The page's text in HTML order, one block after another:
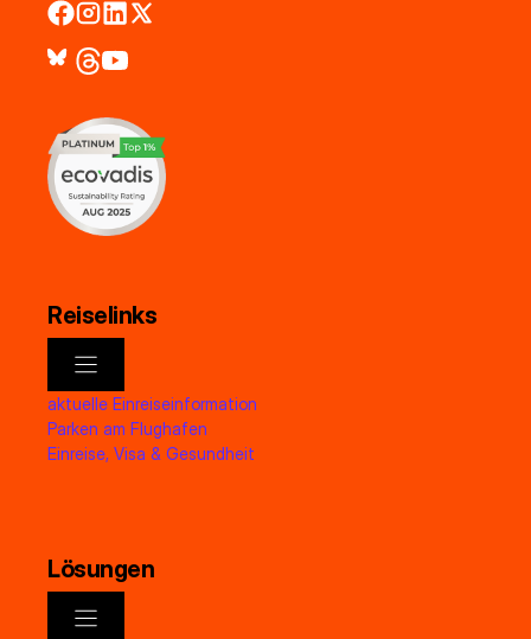
Reiselinks
aktuelle Einreiseinformation
Parken am Flughafen
Einreise, Visa & Gesundheit
Lösungen